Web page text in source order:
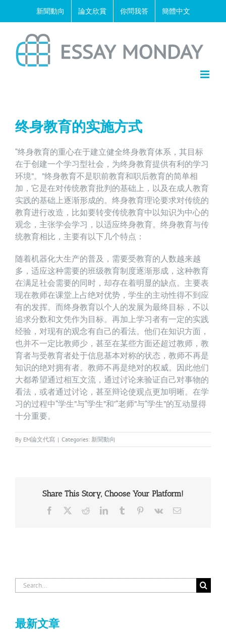
新聞動向 論文欣賞 你問我答 簡體中文
终身教育的实施方式
“终身教育的重心在于建立健全终身教育体系，其目标
在于创建一个学习型社会，为终身教育提供有利的学习
环境”。”终身教育不是职前教育和职后教育的简单相
加，它是在对传统教育批判的基础上，以及在成人教育
实践的基础上逐渐形成的。终身教育理论要求对传统的
教育进行改造，比如要转变传统教育中以知识为中心的
观念，主张学会学习，以适应终身教育。终身教育与传
统教育相比，主要有以下几个特点：
随着机器化大生产的普及，需要受教育的人数越来越
多，适应这种需要的班级教育制度逐渐形成，这种教育
在满足社会需要的同时，却存在着明显的缺点。主要表
现在教师在课堂上占绝对优势，学生的主动性得不到应
有的发挥。而终身教育以个人的发展为最终目标，不以
追求分数和文凭作为目标。再加上学习者有一定的实践
经验，对现有的观念有自己的看法。他们在知识方面，
也并不一定比教师少，甚至在某些方面还超过教师，教
育者与受教育者处于信息基本对称的状态，教师不再是
知识的绝对拥有者。教师不再是绝对的权威。因此他们
大都希望通过相互文流，通过讨论来验证自己对事物的
看法，或者通过讨论，甚至辩论使观点更加明晰。在学
习的过程中“学生”与“学生”和’“老师”与“学生”的互动显得
十分重要。
By EM論文代寫 | Categories: 新聞動向
Share This Story, Choose Your Platform!
Facebook RedditLinkedInTumblr Pinterest
Vk Email
Search
for:
最新文章